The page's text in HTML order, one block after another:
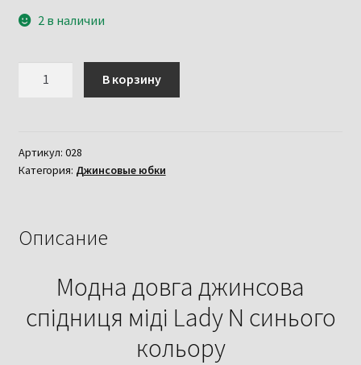
2 в наличии
джинсова
спідниця
N
В корзину
Артикул: 028
Категория: Джинсовые юбки
Описание
Модна довга джинсова
спідниця міді Lady N синього
кольору